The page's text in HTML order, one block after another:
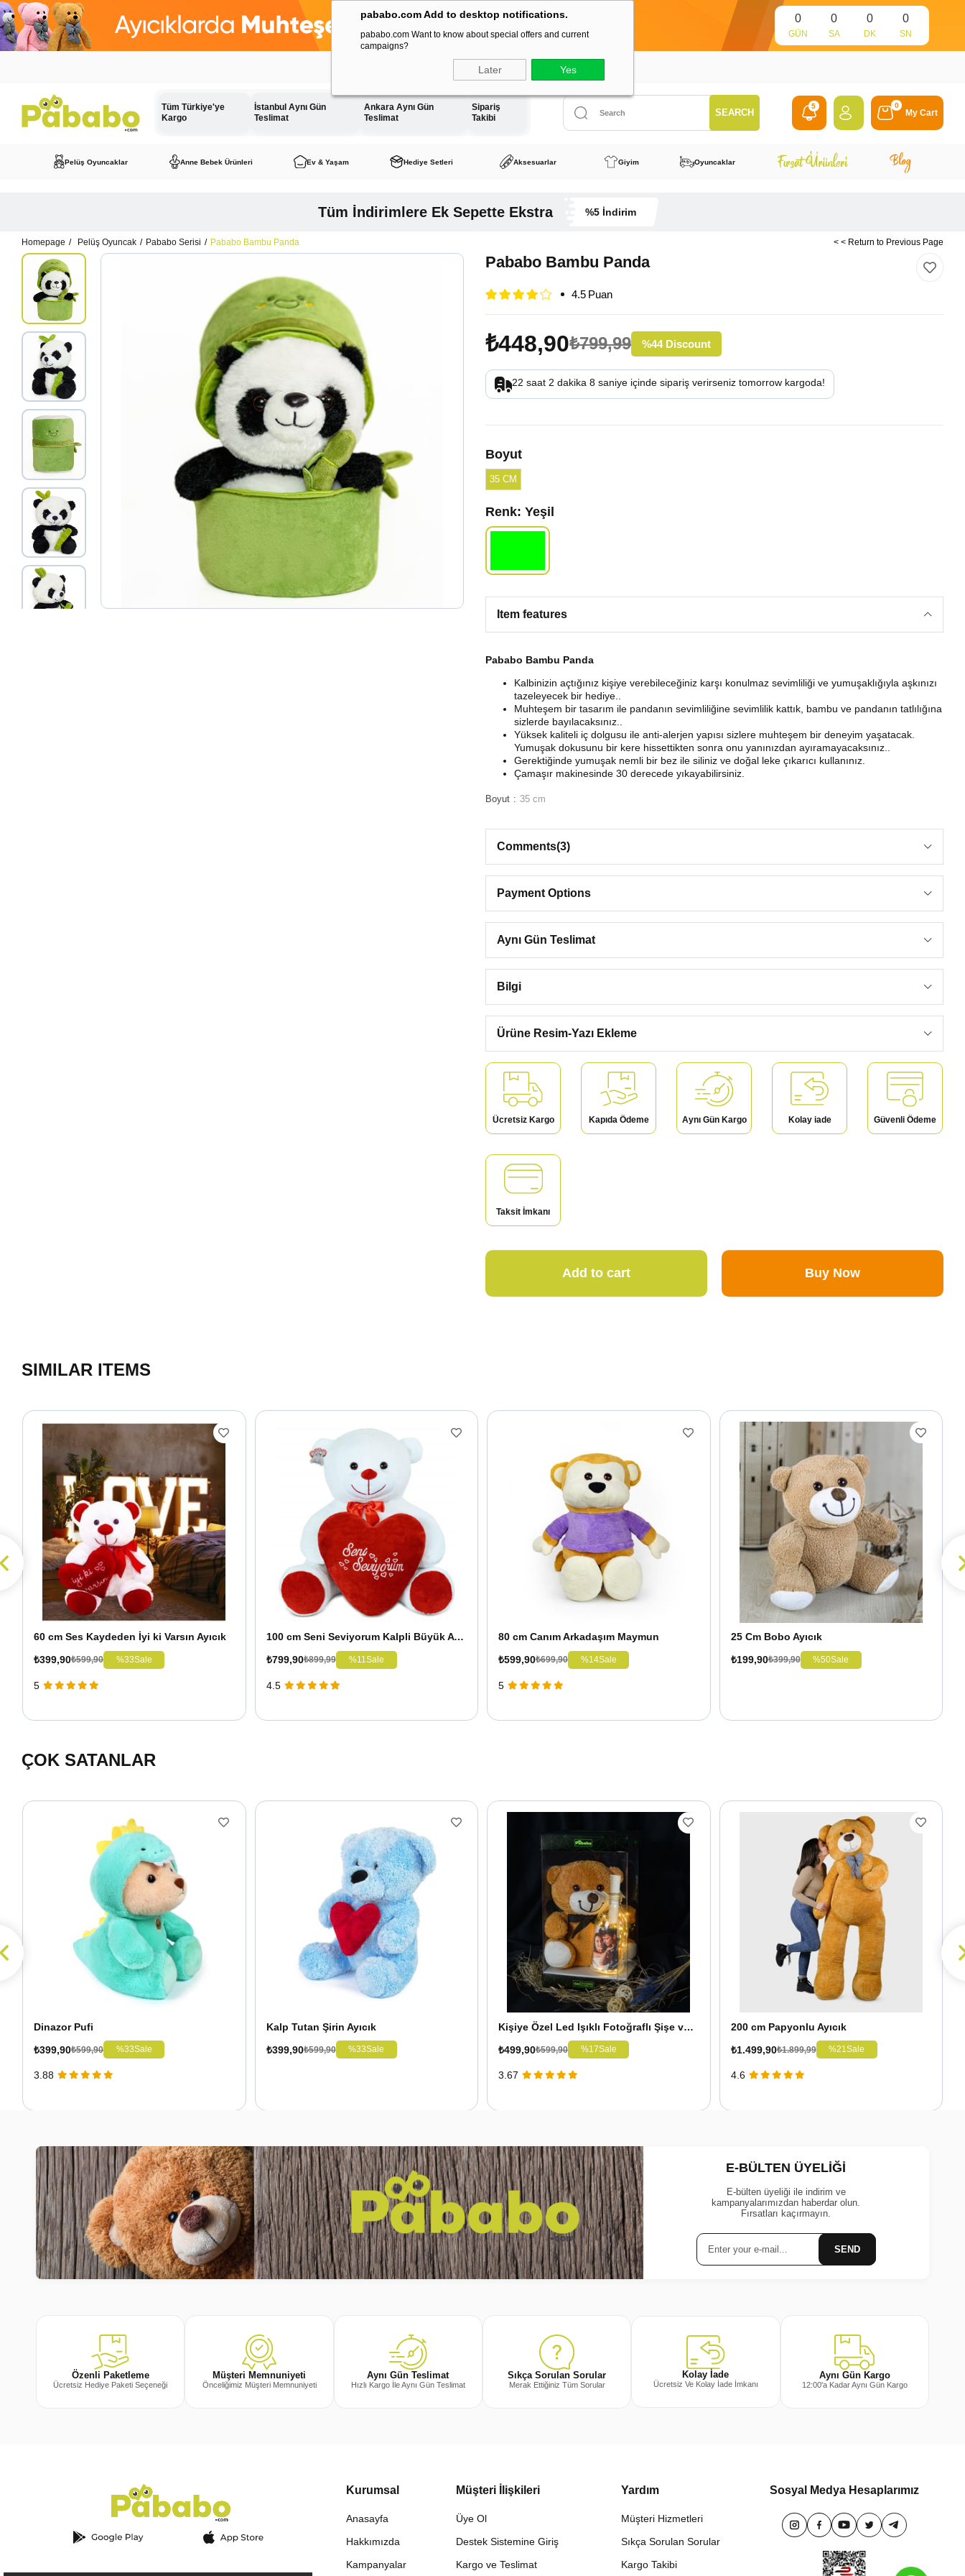
pababo.com Add to desktop notifications.
pababo.com Want to know about special offers and current
campaigns?
Later Yes
0
GÜN
0
SA
0
DK
0
SN
Tüm Siparişlerde Kargo Ücreti Sadece 1 TL
Tüm Türkiye'ye
Kargo
İstanbul Aynı Gün
Teslimat
Ankara Aynı Gün
Teslimat
Sipariş
Takibi
5
My Cart
0
Pelüş Oyuncaklar Anne Bebek Ürünleri Ev & Yaşam Hediye Setleri Aksesuarlar Giyim Oyuncaklar
Tüm İndirimlere Ek Sepette Ekstra %5 İndirim
Homepage Pelüş Oyuncak Pababo Serisi Pababo Bambu Panda < < Return to Previous Page
Pababo Bambu Panda
4.5
₺799,99
₺448,90 %44Discount
22 saat 2 dakika7 saniye içinde sipariş verirseniz kargoda!
Boyut
35 CM
Renk: Yeşil
Item features
Pababo Bambu Panda
Kalbinizin açtığınız kişiye verebileceğiniz karşı konulmaz sevimliliği ve yumuşaklığıyla aşkınızı
tazeleyecek bir hediye..
Muhteşem bir tasarım ile pandanın sevimliliğine sevimlilik kattık, bambu ve pandanın tatlılığına
sizlerde bayılacaksınız..
Yüksek kaliteli iç dolgusu ile anti-alerjen yapısı sizlere muhteşem bir deneyim yaşatacak.
Yumuşak dokusunu bir kere hissettikten sonra onu yanınızdan ayıramayacaksınız..
Gerektiğinde yumuşak nemli bir bez ile siliniz ve doğal leke çıkarıcı kullanınız.
Çamaşır makinesinde 30 derecede yıkayabilirsiniz.
Boyut 35 cm
Comments(3)
Payment Options
Aynı Gün Teslimat
Bilgi
Ürüne Resim-Yazı Ekleme
Ücretsiz Kargo Kapıda Ödeme Aynı Gün Kargo Kolay iade Güvenli Ödeme
Taksit İmkanı
SIMILAR ITEMS
60 cm Ses Kaydeden İyi ki Varsın Ayıcık
₺399,90₺599,90 %33Sale
5
100 cm Seni Seviyorum Kalpli Büyük Ayıcık
₺799,90₺899,99 %11Sale
4.5
80 cm Canım Arkadaşım Maymun
₺599,90₺699,90 %14Sale
5
25 Cm Bobo Ayıcık
₺199,90₺399,90 %50Sale
ÇOK SATANLAR
Dinazor Pufi
₺399,90₺599,90 %33Sale
3.88
Kalp Tutan Şirin Ayıcık
₺399,90₺599,90 %33Sale
Kişiye Özel Led Işıklı Fotoğraflı Şişe ve 25 cm Ayıcık
₺499,90₺599,90 %17Sale
3.67
200 cm Papyonlu Ayıcık
₺1.499,90₺1.899,99 %21Sale
4.6
E-BÜLTEN ÜYELİĞİ
E-bülten üyeliği ile indirim ve
kampanyalarımızdan haberdar olun.
Fırsatları kaçırmayın.
SEND
Özenli Paketleme
Ücretsiz Hediye Paketi Seçeneği
Müşteri Memnuniyeti
Önceliğimiz Müşteri Memnuniyeti
Aynı Gün Teslimat
Hızlı Kargo İle Aynı Gün Teslimat
Sıkça Sorulan Sorular
Merak Ettiğiniz Tüm Sorular
Kolay İade
Ücretsiz Ve Kolay İade İmkanı
Aynı Gün Kargo
12:00'a Kadar Aynı Gün Kargo
Kurumsal
Anasayfa
Hakkımızda
Kampanyalar
Müşteri İlişkileri
Üye Ol
Destek Sistemine Giriş
Kargo ve Teslimat
Yardım
Müşteri Hizmetleri
Sıkça Sorulan Sorular
Kargo Takibi
Sosyal Medya Hesaplarımız